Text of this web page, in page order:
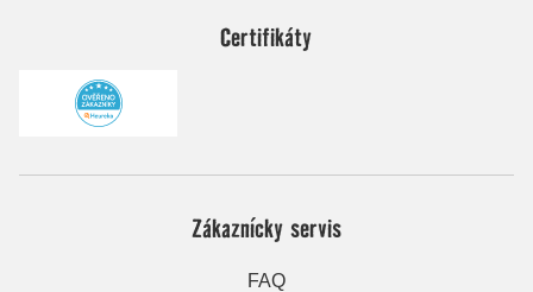
Certifikáty
Zákaznícky servis
FAQ